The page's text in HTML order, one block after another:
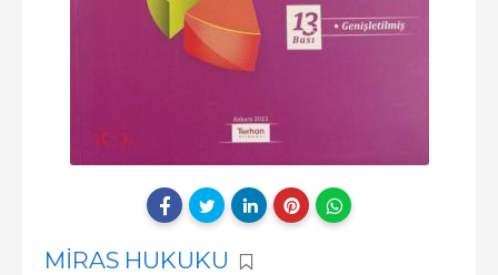
MİRAS HUKUKU